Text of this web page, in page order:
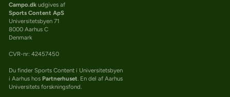
Campo.dkudgives af
Sports Content ApS
Universitetsbyen 71
8000 Aarhus C
Denmark
CVR-nr: 42457450
Du finder Sports Content i Universitetsbyen
i Aarhus hos Partnerhuset. En del af Aarhus
Universitets forskningsfond.